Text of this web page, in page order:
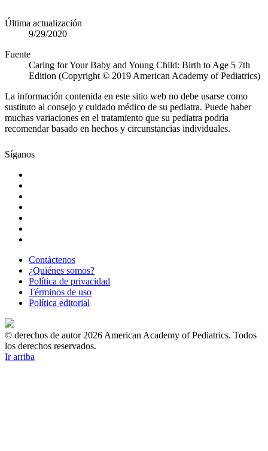
Última actualización
9/29/2020
Fuente
Caring for Your Baby and Young Child: Birth to Age 5 7th
Edition (Copyright © 2019 American Academy of Pediatrics)
La información contenida en este sitio web no debe usarse como
sustituto al consejo y cuidado médico de su pediatra. Puede haber
muchas variaciones en el tratamiento que su pediatra podría
recomendar basado en hechos y circunstancias individuales.
Síganos
Contáctenos
¿Quiénes somos?
Política de privacidad
Términos de uso
Política editorial
© derechos de autor 2026 American Academy of Pediatrics. Todos
los derechos reservados.
Ir arriba